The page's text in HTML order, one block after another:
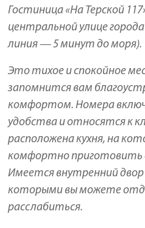
Гостиница «На Терской
центральной улице
линия — 5 минут до моря).
Это тихое и спокойное
запомнится вам
комфортом. Номера
удобства и относятся к
расположена кухня, на
комфортно приготовить
Имеется внутренний
которыми вы можете
расслабиться.